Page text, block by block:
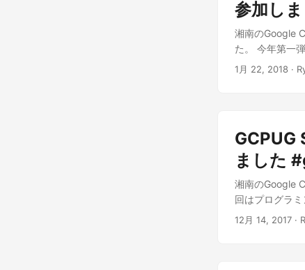
参加し
湘南のGoogle
た。 今年第一
た。 ...
1月 22, 2018 ·
GCPUG
ました
湘南のGoogle
回はプログラ
12月 14, 2017 ·